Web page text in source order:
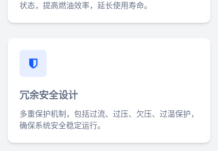
状态，提高燃油效率，延长使用寿命。
冗余安全设计
多重保护机制，包括过流、过压、欠压、过温保护，
确保系统安全稳定运行。